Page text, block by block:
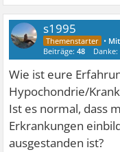
s1995
•
Beiträge:48 Danke:
Wie ist eure
Hypochondrie/
Ist es normal, dass
Erkrankungen
ausgestanden ist?